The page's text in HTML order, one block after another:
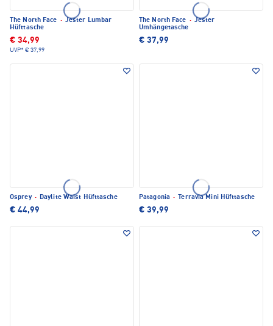
The North Face · Jester Lumbar
Hüfttasche
€ 34,99
UVP* € 37,99
The North Face · Jester
Umhängetasche
€ 37,99
Osprey · Daylite Waist Hüfttasche
€ 44,99
Patagonia · Terravia Mini Hüfttasche
€ 39,99